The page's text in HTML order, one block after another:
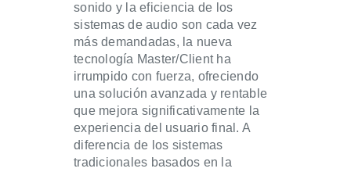
sonido y la eficiencia de los
sistemas de audio son cada vez
más demandadas, la nueva
tecnología Master/Client ha
irrumpido con fuerza, ofreciendo
una solución avanzada y rentable
que mejora significativamente la
experiencia del usuario final. A
diferencia de los sistemas
tradicionales basados en la